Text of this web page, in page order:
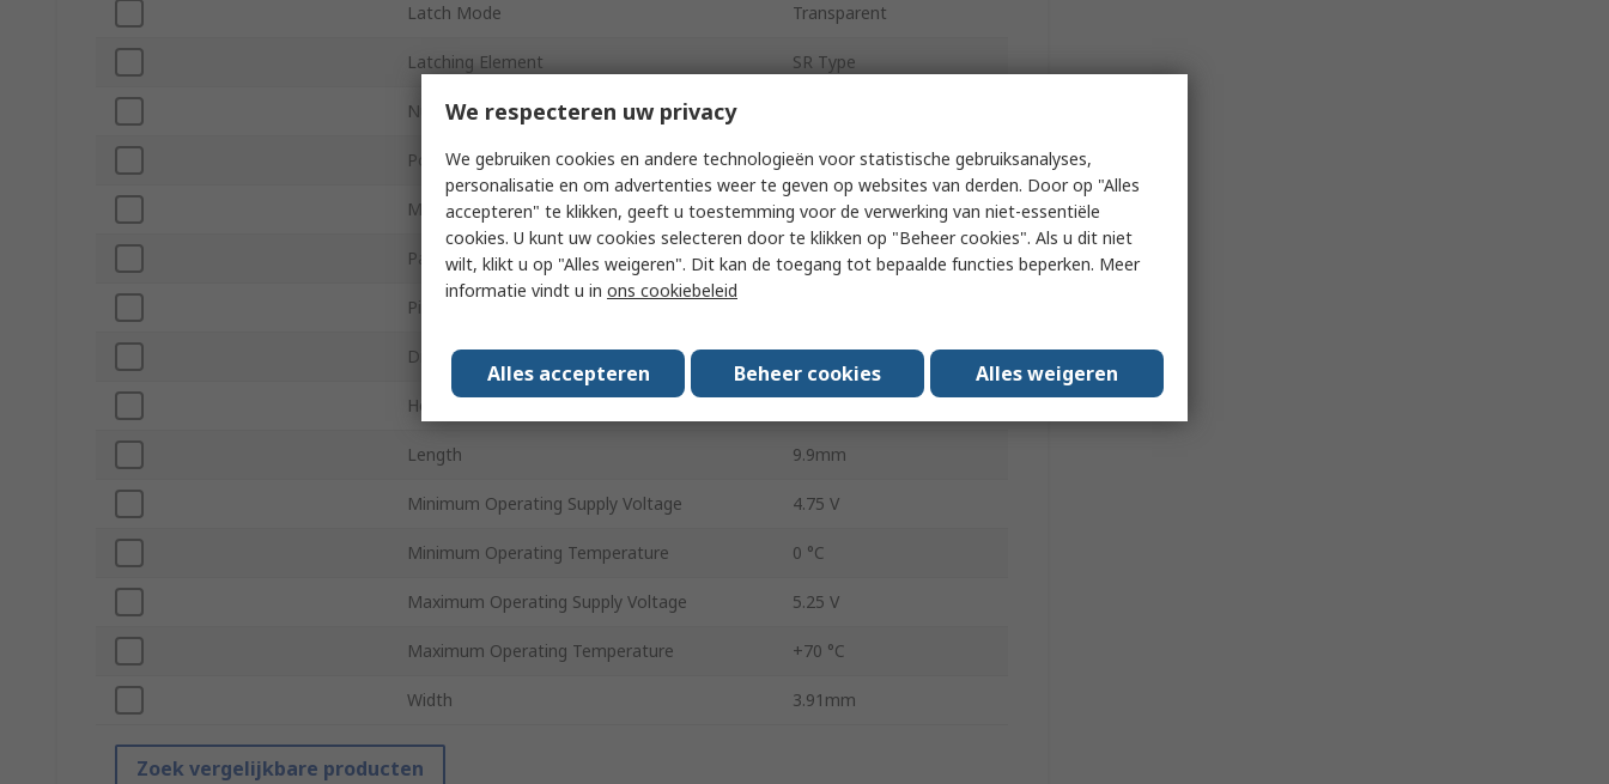
Latch Mode Transparent
Latching Element SR Type
Number of Bits
Polarity Non-Inverting
Mounting Type Surface Mount
Package Type SOIC
Pin Count
Dimensions 9.9 x 3.91 x 1.58mm
Height
Length 9.9mm
Minimum Operating Supply Voltage 4.75 V
Minimum Operating Temperature 0 °C
Maximum Operating Supply Voltage 5.25 V
Maximum Operating Temperature +70 °C
Width 3.91mm
Zoek vergelijkbare producten
We respecteren uw privacy
We gebruiken cookies en andere technologieën voor statistische gebruiksanalyses,
personalisatie en om advertenties weer te geven op websites van derden. Door op "Alles
accepteren" te klikken, geeft u toestemming voor de verwerking van niet-essentiële
cookies. U kunt uw cookies selecteren door te klikken op "Beheer cookies". Als u dit niet
wilt, klikt u op "Alles weigeren". Dit kan de toegang tot bepaalde functies beperken. Meer
informatie vindt u in ons cookiebeleid
Alles accepteren Beheer cookies Alles weigeren